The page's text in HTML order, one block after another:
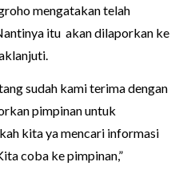
mengatakan telah
itu akan dilaporkan ke
sudah kami terima dengan
pimpinan untuk
kita ya mencari informasi
coba ke pimpinan,”